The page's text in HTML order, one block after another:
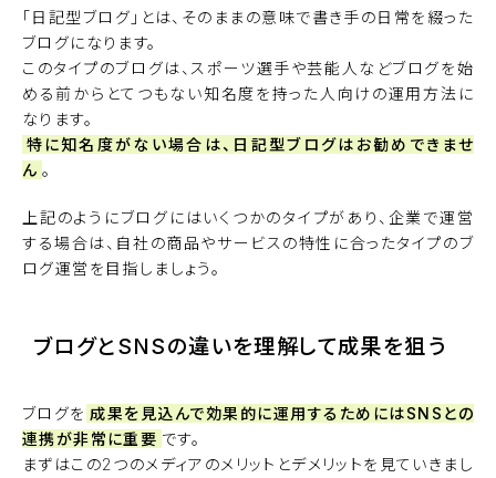
「日記型ブログ」とは、そのままの意味で書き手の日常を綴った
ブログになります。
このタイプのブログは、スポーツ選手や芸能人などブログを始
める前からとてつもない知名度を持った人向けの運用方法に
なります。
特に知名度がない場合は、日記型ブログはお勧めできませ
ん 。
上記のようにブログにはいくつかのタイプがあり、企業で運営
する場合は、自社の商品やサービスの特性に合ったタイプのブ
ログ運営を目指しましょう。
ブログとSNSの違いを理解して成果を狙う
ブログを 成果を見込んで効果的に運用するためにはSNSとの
連携が非常に重要 です。
まずはこの2つのメディアのメリットとデメリットを見ていきまし